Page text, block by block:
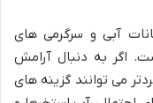
آبی و سرگرمی های
اگر به دنبال آرامش
می توانند گزینه های